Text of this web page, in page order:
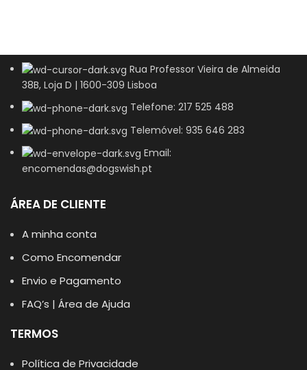
Rua Professor Vieira de Almeida
38B, Loja D | 1600-309 Lisboa
Telefone: 217 525 488
Telemóvel: 935 646 283
Email:
encomendas@dogswish.pt
ÁREA DE CLIENTE
A minha conta
Como Encomendar
Envio e Pagamento
FAQ’s | Área de Ajuda
TERMOS
Política de Privacidade